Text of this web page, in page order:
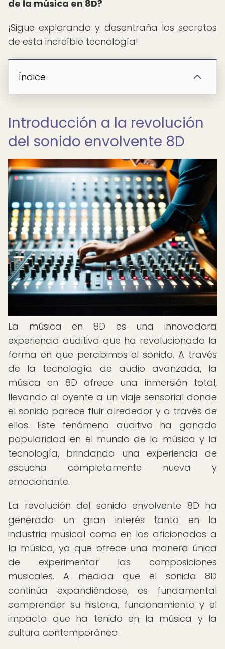
de la música en 8D?
¡Sigue explorando y desentraña los secretos
de esta increíble tecnología!
Índice
Introducción a la revolución
del sonido envolvente 8D
La música en 8D es una innovadora
experiencia auditiva que ha revolucionado la
forma en que percibimos el sonido. A través
de la tecnología de audio avanzada, la
música en 8D ofrece una inmersión total,
llevando al oyente a un viaje sensorial donde
el sonido parece fluir alrededor y a través de
ellos. Este fenómeno auditivo ha ganado
popularidad en el mundo de la música y la
tecnología, brindando una experiencia de
escucha completamente nueva y
emocionante.
La revolución del sonido envolvente 8D ha
generado un gran interés tanto en la
industria musical como en los aficionados a
la música, ya que ofrece una manera única
de experimentar las composiciones
musicales. A medida que el sonido 8D
continúa expandiéndose, es fundamental
comprender su historia, funcionamiento y el
impacto que ha tenido en la música y la
cultura contemporánea.